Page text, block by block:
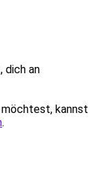
dich an
kannst
.